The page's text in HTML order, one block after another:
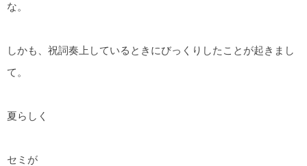
な。
しかも、祝詞奏上しているときにびっくりしたことが起きまし
て。
夏らしく
セミが